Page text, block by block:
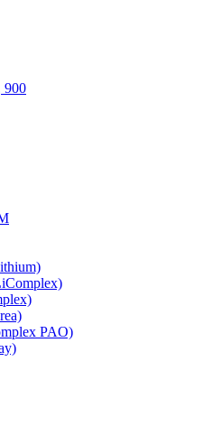
900
PAO)